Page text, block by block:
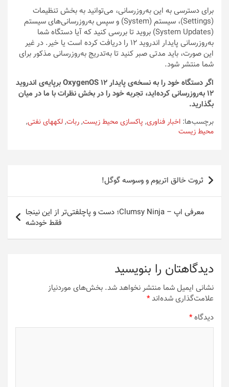
برای دسترسی به این به‌روزرسانی، می‌توانید به بخش تنظیمات
(Settings)، سیستم (System) و سپس به‌روزرسانی‌های سیستم
(System Updates) بروید تا بررسی کنید که آیا دستگاه شما
به‌روزرسانی پایدار اندروید ۱۲ را دریافت کرده است یا خیر. در غیر
این صورت، باید مدتی صبر کنید تا به‌‌تدریج به‌روزرسانی مذکور برای
شما منتشر شود.
اگر دستگاه خود را به نسخه‌ی پایدار OxygenOS 12 برپایه‌ی اندروید
۱۲ به‌روزرسانی کرده‌اید، تجربه خود را در بخش نظرات با ما در میان
بگذارید.
برچسب‌ها: اخبار فناوری, پاکسازی محیط زیست,ربات‌,لکه‎های نفتی
,
محیط زیست
راهبری
نوشتهثروت خالق اتریوم و وسوسه گوگل!
معرفی اپ – Clumsy Ninja؛ دست و پاچلفتی‌تر از این نینجا
فقط خودشه
دیدگاهتان را بنویسید
نشانی ایمیل شما منتشر نخواهد شد. بخش‌های موردنیاز
علامت‌گذاری شده‌اند*
دیدگاه*